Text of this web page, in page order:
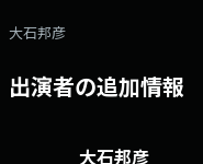
大石邦彦
出演者の追加情報
大石邦彦